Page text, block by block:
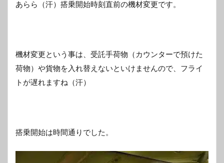
あらら（汗）搭乗開始時刻直前の機材変更です。
機材変更という事は、受託手荷物（カウンターで預けた
荷物）や貨物を入れ替えないといけませんので、フライ
トが遅れますね（汗）
搭乗開始は時間通りでした。